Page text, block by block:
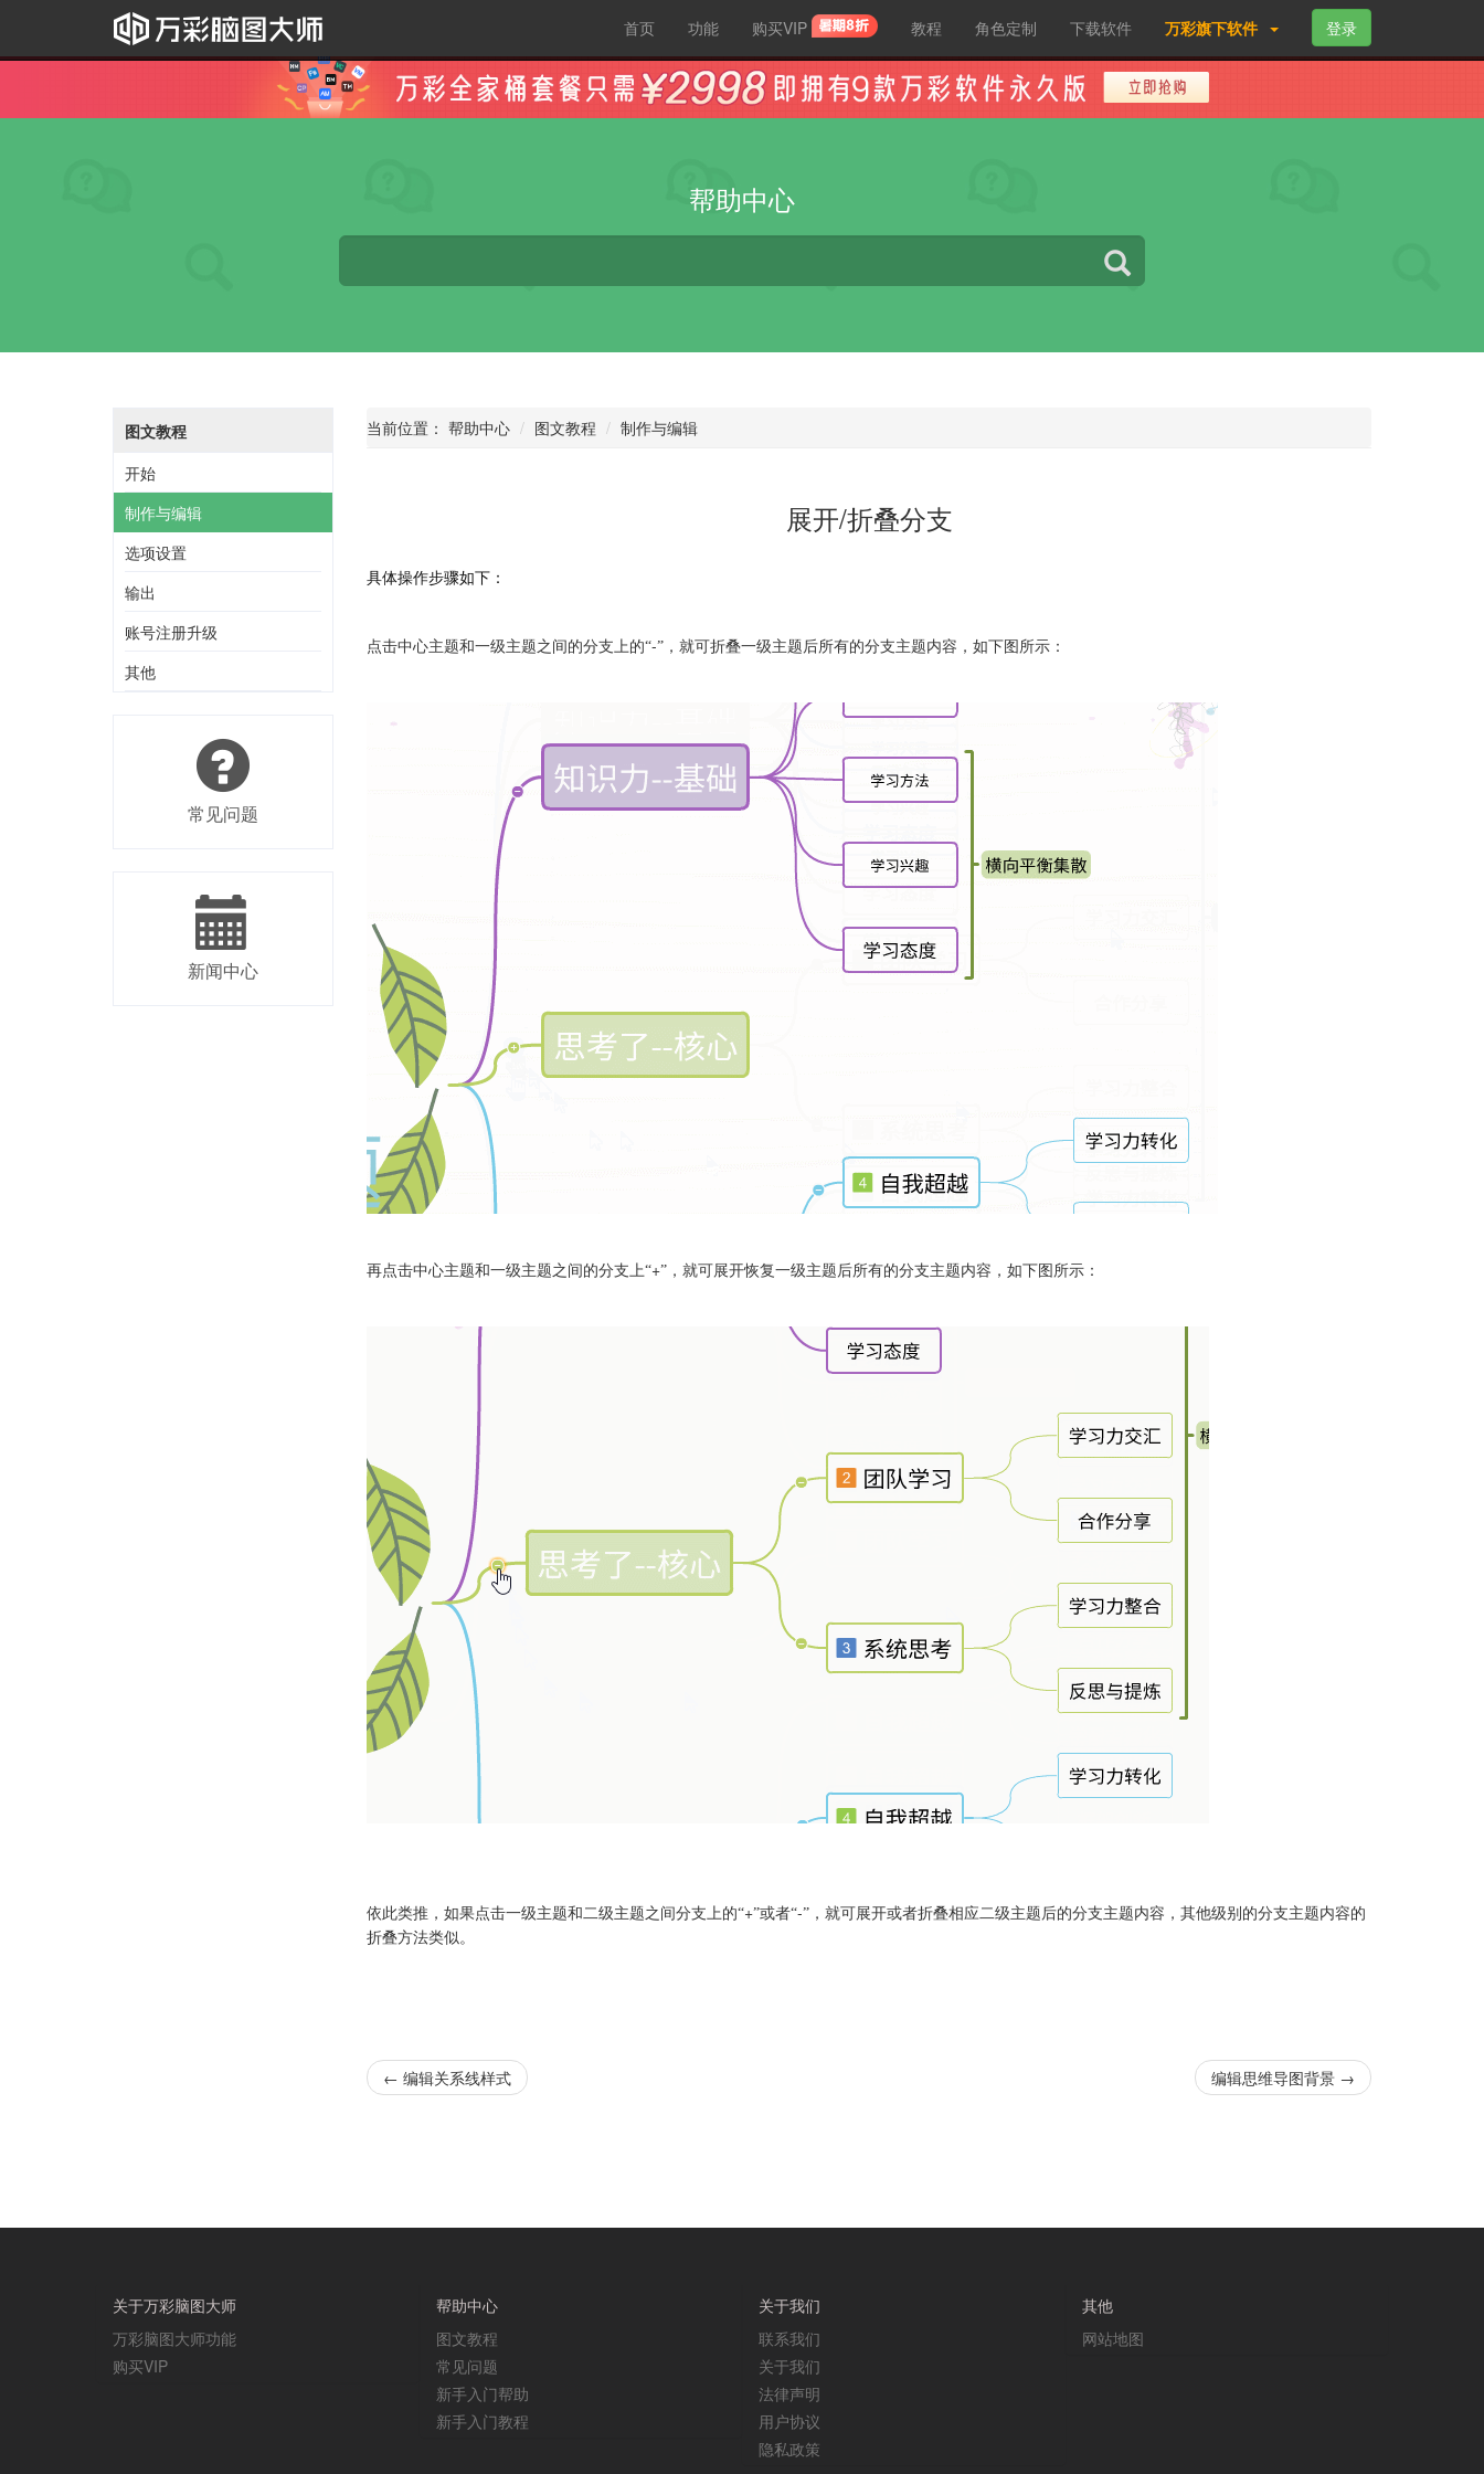
首页 功能 购买VIP 教程 角色定制 下载软件 万彩旗下软件 登录
帮助中心
图文教程
开始
制作与编辑
选项设置
输出
账号注册升级
其他
常见问题
新闻中心
当前位置： 帮助中心 图文教程 制作与编辑
展开/折叠分支
具体操作步骤如下：
点击中心主题和一级主题之间的分支上的“-”，就可折叠一级主题后所有的分支主题内容，如下图所示：
再点击中心主题和一级主题之间的分支上“+”，就可展开恢复一级主题后所有的分支主题内容，如下图所示：
依此类推，如果点击一级主题和二级主题之间分支上的“+”或者“-”，就可展开或者折叠相应二级主题后的分支主题内容，其他级别的分支主题内容的
折叠方法类似。
← 编辑关系线样式 编辑思维导图背景 →
关于万彩脑图大师
万彩脑图大师功能
购买VIP
帮助中心
图文教程
常见问题
新手入门帮助
新手入门教程
关于我们
联系我们
关于我们
法律声明
用户协议
隐私政策
其他
网站地图